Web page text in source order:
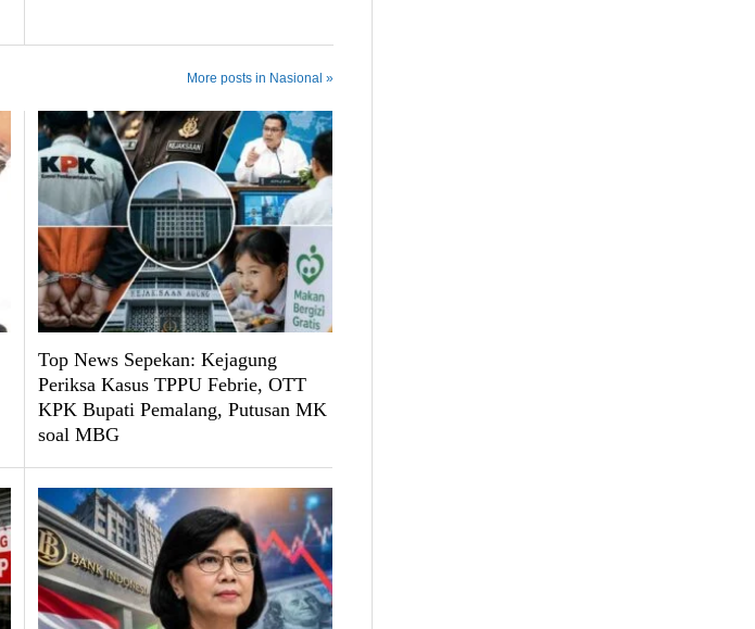
More posts in Nasional »
Top News Sepekan: Kejagung
Periksa Kasus TPPU Febrie, OTT
KPK Bupati Pemalang, Putusan MK
soal MBG